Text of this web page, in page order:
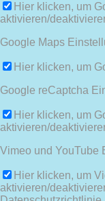
Hier klicken, um
aktivieren/
Google Maps
Hier klicken, um
Google reCaptcha
Hier klicken, um
aktivieren/
Vimeo und YouTube
Hier klicken, um
aktivieren/